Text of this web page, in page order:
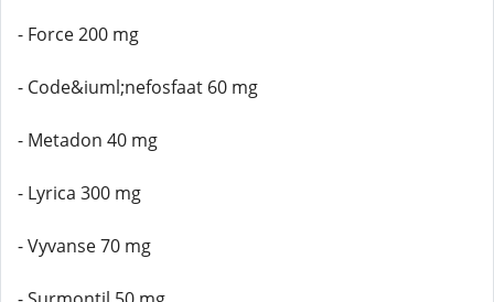
- Force 200 mg
- Code&iuml;nefosfaat 60 mg
- Metadon 40 mg
- Lyrica 300 mg
- Vyvanse 70 mg